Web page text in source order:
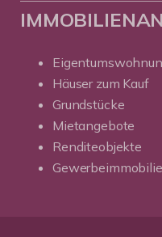
Häuser zum Kauf
Grundstücke
Mietangebote
Renditeobjekte